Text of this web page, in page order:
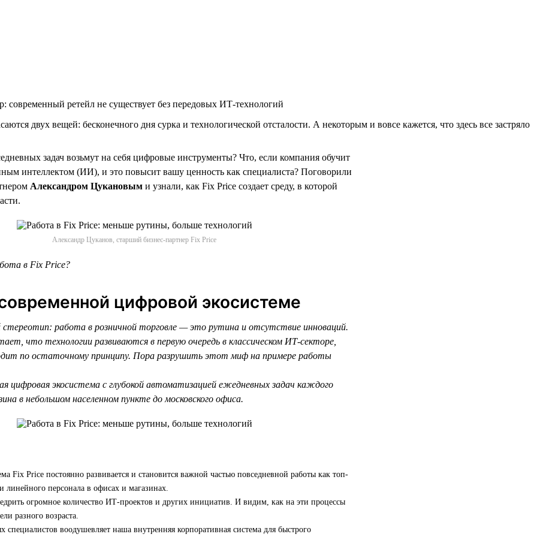
ретейл не существует без передовых ИТ-технологий
двух вещей: бесконечного дня сурка и технологической отсталости. А некоторым и вовсе кажется, что здесь все застряло
задач возьмут на себя цифровые инструменты? Что, если компания обучит
интеллектом (ИИ), и это повысит вашу ценность как специалиста? Поговорили
Александром Цукановым и узнали, как Fix Price создает среду, в которой
Александр Цуканов, старший бизнес-партнер Fix Price
в Fix Price?
цифровой экосистеме
работа в розничной торговле — это рутина и отсутствие инноваций.
что технологии развиваются в первую очередь в классическом ИТ-секторе,
по остаточному принципу. Пора разрушить этот миф на примере работы
цифровая экосистема с глубокой автоматизацией ежедневных задач каждого
в небольшом населенном пункте до московского офиса.
Fix Price постоянно развивается и становится важной частью повседневной работы как топ-
линейного персонала в офисах и магазинах.
огромное количество ИТ-проектов и других инициатив. И видим, как на эти процессы
разного возраста.
воодушевляет наша внутренняя корпоративная система для быстрого